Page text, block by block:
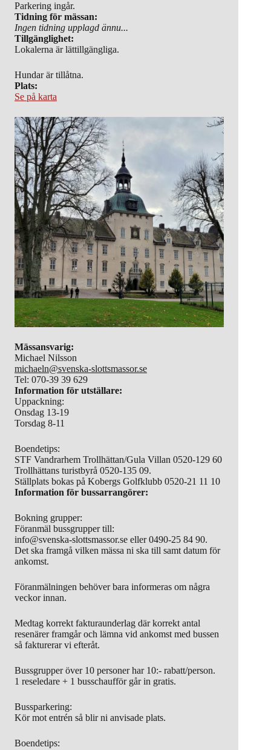
Parkering ingår.
Tidning för mässan:
Ingen tidning upplagd ännu...
Tillgänglighet:
Lokalerna är lättillgängliga.
Hundar är tillåtna.
Plats:
Se på karta
Mässansvarig:
Michael Nilsson
michaeln@svenska-slottsmassor.se
Tel: 070-39 39 629
Information för utställare:
Uppackning:
Onsdag 13-19
Torsdag 8-11
Boendetips:
STF Vandrarhem Trollhättan/Gula Villan 0520-129 60
Trollhättans turistbyrå 0520-135 09.
Ställplats bokas på Kobergs Golfklubb 0520-21 11 10
Information för bussarrangörer:
Bokning grupper:
Föranmäl bussgrupper till:
info@svenska-slottsmassor.se eller 0490-25 84 90.
Det ska framgå vilken mässa ni ska till samt datum för
ankomst.
Föranmälningen behöver bara informeras om några
veckor innan.
Medtag korrekt fakturaunderlag där korrekt antal
resenärer framgår och lämna vid ankomst med bussen
så fakturerar vi efteråt.
Bussgrupper över 10 personer har 10:- rabatt/person.
1 reseledare + 1 busschaufför går in gratis.
Bussparkering:
Kör mot entrén så blir ni anvisade plats.
Boendetips: